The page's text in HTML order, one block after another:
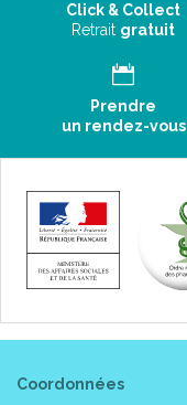
Click & Collect
Retrait gratuit
Prendre
un rendez-vous
Coordonnées